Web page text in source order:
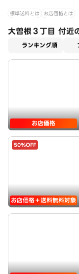
標準送料とは お店価格とは
大曽根３丁目 付近
ランキング順
お店価格
50%OFF
お店価格＋送料無料対象